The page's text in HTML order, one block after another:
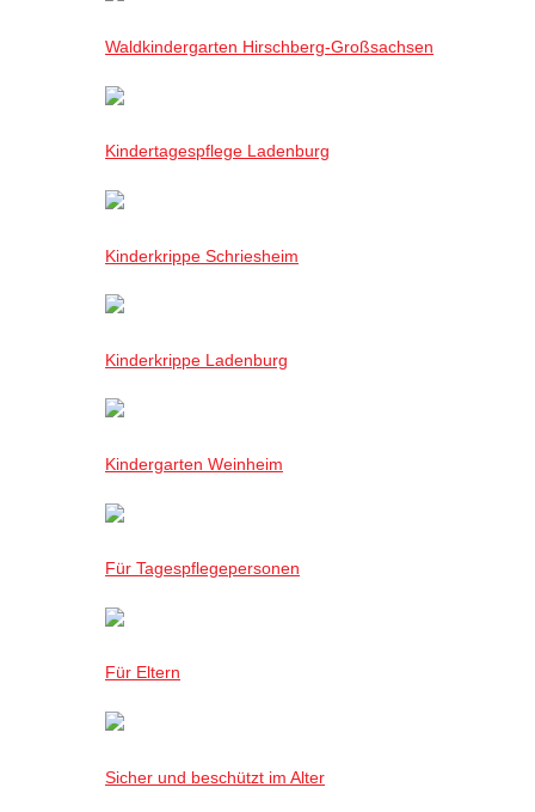
Waldkindergarten Hirschberg-Großsachsen
Kindertagespflege Ladenburg
Kinderkrippe Schriesheim
Kinderkrippe Ladenburg
Kindergarten Weinheim
Für Tagespflegepersonen
Für Eltern
Sicher und beschützt im Alter